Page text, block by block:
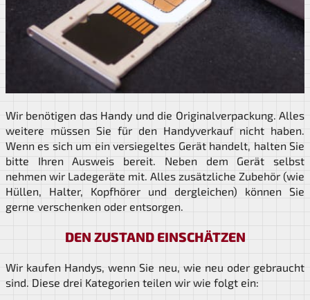
Wir benötigen das Handy und die Originalverpackung. Alles
weitere müssen Sie für den Handyverkauf nicht haben.
Wenn es sich um ein versiegeltes Gerät handelt, halten Sie
bitte Ihren Ausweis bereit. Neben dem Gerät selbst
nehmen wir Ladegeräte mit. Alles zusätzliche Zubehör (wie
Hüllen, Halter, Kopfhörer und dergleichen) können Sie
gerne verschenken oder entsorgen.
DEN ZUSTAND EINSCHÄTZEN
Wir kaufen Handys, wenn Sie neu, wie neu oder gebraucht
sind. Diese drei Kategorien teilen wir wie folgt ein: